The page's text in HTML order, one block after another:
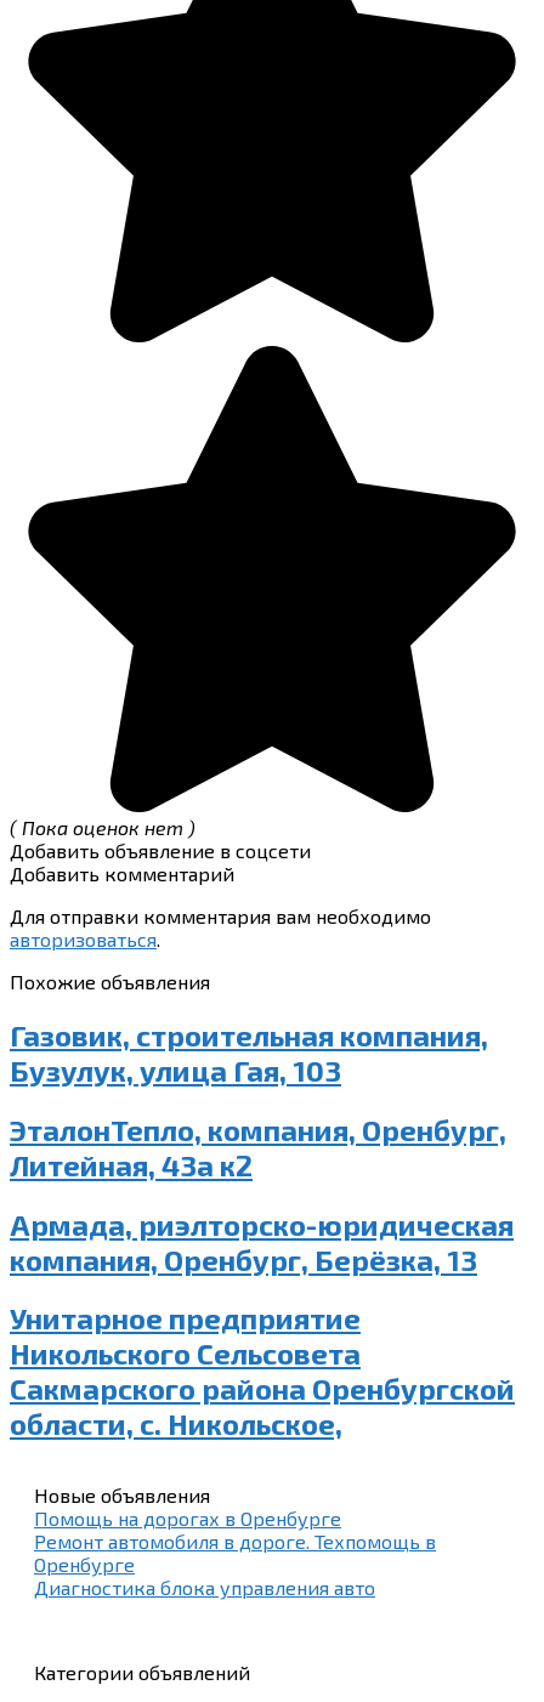
( Пока оценок нет )
Добавить объявление в соцсети
Добавить комментарий
Для отправки комментария вам необходимо
авторизоваться.
Похожие объявления
Газовик, строительная компания,
Бузулук, улица Гая, 103
ЭталонТепло, компания, Оренбург,
Литейная, 43а к2
Армада, риэлторско-юридическая
компания, Оренбург, Берёзка, 13
Унитарное предприятие
Никольского Сельсовета
Сакмарского района Оренбургской
области, с. Никольское,
Новые объявления
Помощь на дорогах в Оренбурге
Ремонт автомобиля в дороге. Техпомощь в
Оренбурге
Диагностика блока управления авто
Категории объявлений